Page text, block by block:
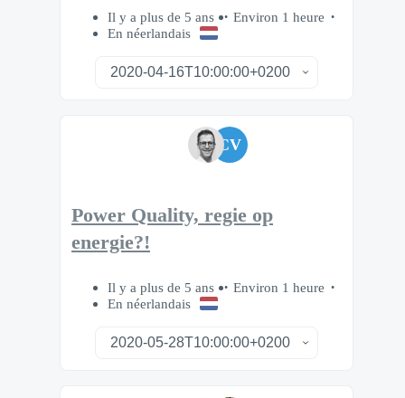
Il y a plus de 5 ans
Environ 1 heure
En néerlandais
CV
Power Quality, regie op
energie?!
Il y a plus de 5 ans
Environ 1 heure
En néerlandais